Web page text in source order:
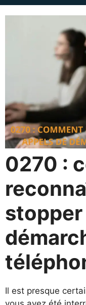
0270 :
stopper
Il est presque